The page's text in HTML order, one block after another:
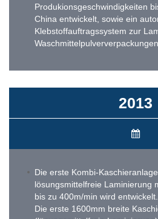
Produkionsgeschwindigkeiten
China entwickelt, sowie ein
Klebstoffauftragssystem zur
Waschmittelpulververpackungen.
2013
Die erste Kombi-
lösungsmittelfreie Laminierung
bis zu 400m/min wird entwickelt.
Die erste 1600mm breite